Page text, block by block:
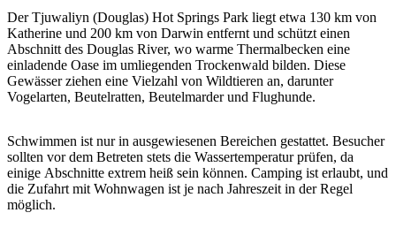
Sign
up
Der Tjuwaliyn (Douglas) Hot Springs Park liegt etwa 130 km von
Katherine und 200 km von Darwin entfernt und schützt einen
Abschnitt des Douglas River, wo warme Thermalbecken eine
einladende Oase im umliegenden Trockenwald bilden. Diese
Gewässer ziehen eine Vielzahl von Wildtieren an, darunter
Vogelarten, Beutelratten, Beutelmarder und Flughunde.
Schwimmen ist nur in ausgewiesenen Bereichen gestattet. Besucher
sollten vor dem Betreten stets die Wassertemperatur prüfen, da
einige Abschnitte extrem heiß sein können. Camping ist erlaubt, und
die Zufahrt mit Wohnwagen ist je nach Jahreszeit in der Regel
möglich.